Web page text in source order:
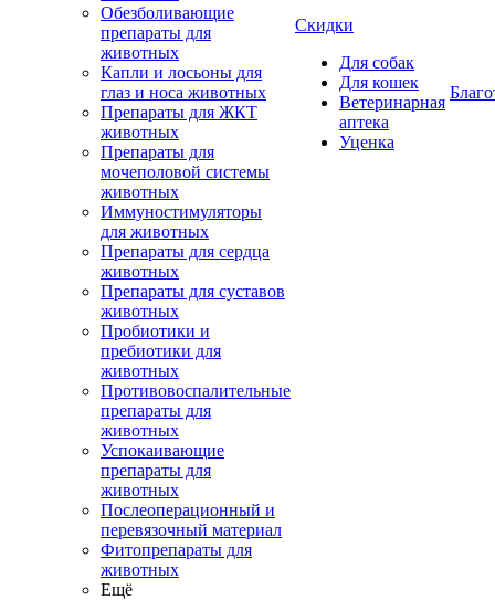
Обезболивающие
препараты для
животных
Капли и лосьоны для
глаз и носа животных
Препараты для ЖКТ
животных
Препараты для
мочеполовой системы
животных
Иммуностимуляторы
для животных
Препараты для сердца
животных
Препараты для суставов
животных
Пробиотики и
пребиотики для
животных
Противовоспалительные
препараты для
животных
Успокаивающие
препараты для
животных
Послеоперационный и
перевязочный материал
Фитопрепараты для
животных
Ещё
Скидки
Для собак
Для кошек
Ветеринарная
аптека
Уценка